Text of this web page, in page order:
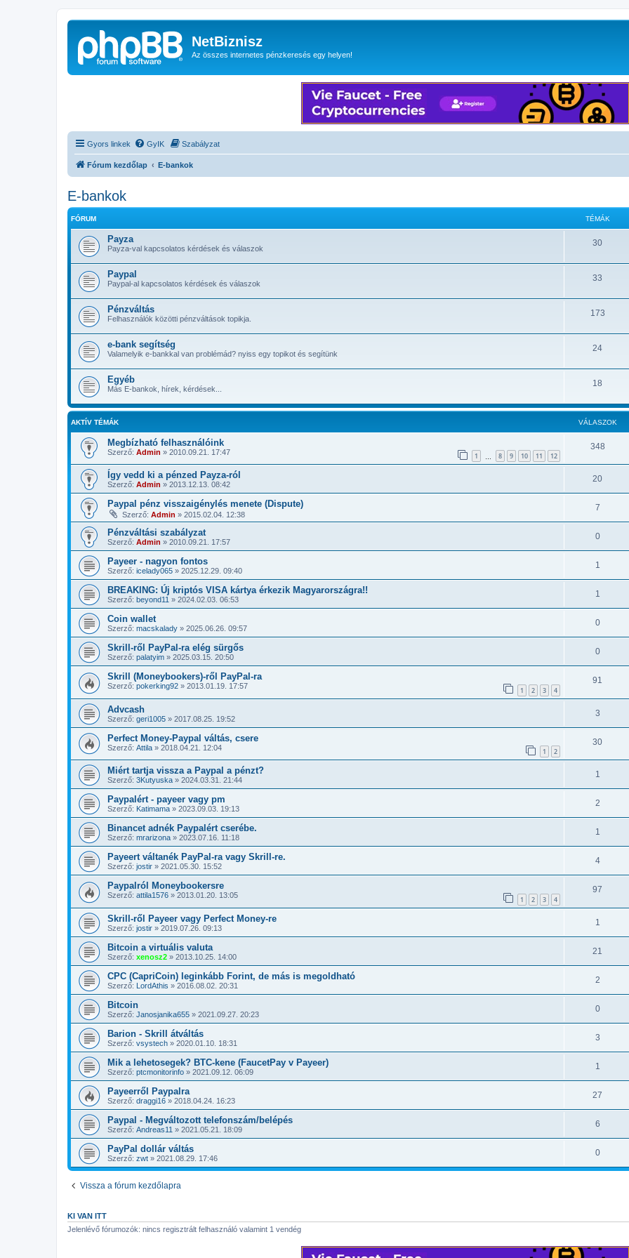
NetBiznisz
Az összes internetes pénzkeresés egy helyen!
Gyors linkek GyIK Szabályzat
Fórum kezdőlap E-bankok
E-bankok
FÓRUM TÉMÁK
Payza
Payza-val kapcsolatos kérdések és válaszok
30
Paypal
Paypal-al kapcsolatos kérdések és válaszok
33
Pénzváltás
Felhasználók közötti pénzváltások topikja.
173
e-bank segítség
Valamelyik e-bankkal van problémád? nyiss egy topikot és segítünk
24
Egyéb
Más E-bankok, hírek, kérdések...
18
AKTÍV TÉMÁK VÁLASZOK
Megbízható felhasználóink
Szerző: Admin » 2010.09.21. 17:47 1 8 9 10 11 12
348
Így vedd ki a pénzed Payza-ról
Szerző: Admin » 2013.12.13. 08:42
20
Paypal pénz visszaigénylés menete (Dispute)
Szerző: Admin » 2015.02.04. 12:38
7
Pénzváltási szabályzat
Szerző: Admin » 2010.09.21. 17:57
0
Payeer - nagyon fontos
Szerző: icelady065 » 2025.12.29. 09:40
1
BREAKING: Új kriptós VISA kártya érkezik Magyarországra!!
Szerző: beyond11 » 2024.02.03. 06:53
1
Coin wallet
Szerző: macskalady » 2025.06.26. 09:57
0
Skrill-ről PayPal-ra elég sürgős
Szerző: palatyim » 2025.03.15. 20:50
0
Skrill (Moneybookers)-ről PayPal-ra
Szerző: pokerking92 » 2013.01.19. 17:57 1 2 3 4
91
Advcash
Szerző: geri1005 » 2017.08.25. 19:52
3
Perfect Money-Paypal váltás, csere
Szerző: Attila » 2018.04.21. 12:04 1 2
30
Miért tartja vissza a Paypal a pénzt?
Szerző: 3Kutyuska » 2024.03.31. 21:44
1
Paypalért - payeer vagy pm
Szerző: Katimama » 2023.09.03. 19:13
2
Binancet adnék Paypalért cserébe.
Szerző: mrarizona » 2023.07.16. 11:18
1
Payeert váltanék PayPal-ra vagy Skrill-re.
Szerző: jostir » 2021.05.30. 15:52
4
Paypalról Moneybookersre
Szerző: attila1576 » 2013.01.20. 13:05 1 2 3 4
97
Skrill-ről Payeer vagy Perfect Money-re
Szerző: jostir » 2019.07.26. 09:13
1
Bitcoin a virtuális valuta
Szerző: xenosz2 » 2013.10.25. 14:00
21
CPC (CapriCoin) leginkább Forint, de más is megoldható
Szerző: LordAthis » 2016.08.02. 20:31
2
Bitcoin
Szerző: Janosjanika655 » 2021.09.27. 20:23
0
Barion - Skrill átváltás
Szerző: vsystech » 2020.01.10. 18:31
3
Mik a lehetosegek? BTC-kene (FaucetPay v Payeer)
Szerző: ptcmonitorinfo » 2021.09.12. 06:09
1
Payeerről Paypalra
Szerző: draggi16 » 2018.04.24. 16:23
27
Paypal - Megváltozott telefonszám/belépés
Szerző: Andreas11 » 2021.05.21. 18:09
6
PayPal dollár váltás
Szerző: zwt » 2021.08.29. 17:46
0
Vissza a fórum kezdőlapra
KI VAN ITT
Jelenlévő fórumozók: nincs regisztrált felhasználó valamint 1 vendég